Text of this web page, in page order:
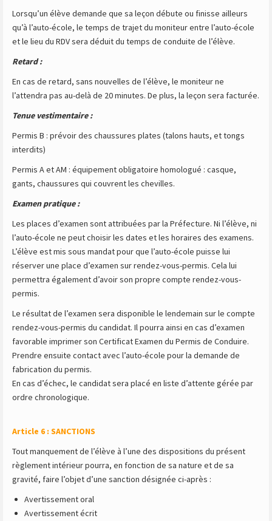
Lorsqu’un élève demande que sa leçon débute ou finisse ailleurs
qu’à l’auto-école, le temps de trajet du moniteur entre l’auto-école
et le lieu du RDV sera déduit du temps de conduite de l’élève.
Retard :
En cas de retard, sans nouvelles de l’élève, le moniteur ne
l’attendra pas au-delà de 20 minutes. De plus, la leçon sera facturée.
Tenue vestimentaire :
Permis B : prévoir des chaussures plates (talons hauts, et tongs
interdits)
Permis A et AM : équipement obligatoire homologué : casque,
gants, chaussures qui couvrent les chevilles.
Examen pratique :
Les places d’examen sont attribuées par la Préfecture. Ni l’élève, ni
l’auto-école ne peut choisir les dates et les horaires des examens.
L’élève est mis sous mandat pour que l’auto-école puisse lui
réserver une place d’examen sur rendez-vous-permis. Cela lui
permettra également d’avoir son propre compte rendez-vous-
permis.
Le résultat de l’examen sera disponible le lendemain sur le compte
rendez-vous-permis du candidat. Il pourra ainsi en cas d’examen
favorable imprimer son Certificat Examen du Permis de Conduire.
Prendre ensuite contact avec l’auto-école pour la demande de
fabrication du permis.
En cas d’échec, le candidat sera placé en liste d’attente gérée par
ordre chronologique.
Article 6 : SANCTIONS
Tout manquement de l’élève à l’une des dispositions du présent
règlement intérieur pourra, en fonction de sa nature et de sa
gravité, faire l’objet d’une sanction désignée ci-après :
Avertissement oral
Avertissement écrit